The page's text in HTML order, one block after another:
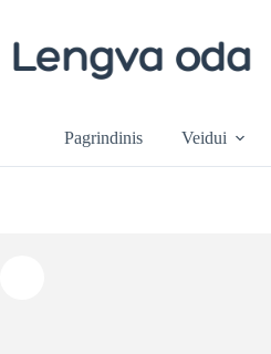
content
Pagrindinis Veidui